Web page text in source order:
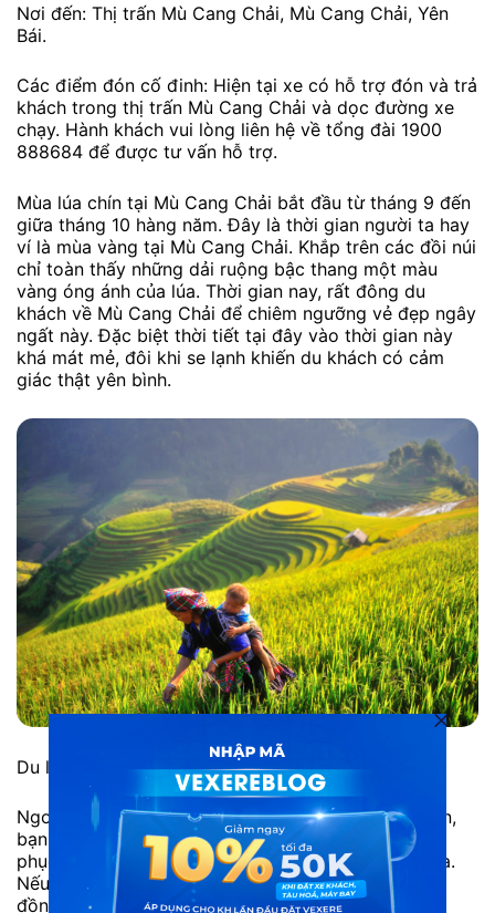
Nơi đến: Thị trấn Mù Cang Chải, Mù Cang Chải, Yên
Bái.
Các điểm đón cố đinh: Hiện tại xe có hỗ trợ đón và trả
khách trong thị trấn Mù Cang Chải và dọc đường xe
chạy. Hành khách vui lòng liên hệ về tổng đài 1900
888684 để được tư vấn hỗ trợ.
Mùa lúa chín tại Mù Cang Chải bắt đầu từ tháng 9 đến
giữa tháng 10 hàng năm. Đây là thời gian người ta hay
ví là mùa vàng tại Mù Cang Chải. Khắp trên các đồi núi
chỉ toàn thấy những dải ruộng bậc thang một màu
vàng óng ánh của lúa. Thời gian nay, rất đông du
khách về Mù Cang Chải để chiêm ngưỡng vẻ đẹp ngây
ngất này. Đặc biệt thời tiết tại đây vào thời gian này
khá mát mẻ, đôi khi se lạnh khiến du khách có cảm
giác thật yên bình.
Du lịch Mù Cang Chải mùa lúa chín
Ngoài việc chiêm ngưỡng những cánh đồng lúa chín,
bạn còn được ngắm những sắc màu rực rỡ từ trang
phục của người dân nơi đây đang hối hả với vụ mùa.
Nếu may mắn, bạn sẽ được tận mắt thấy cách mà
đồng bào dân tộc ta thu hoạch lúa tại đây. Người